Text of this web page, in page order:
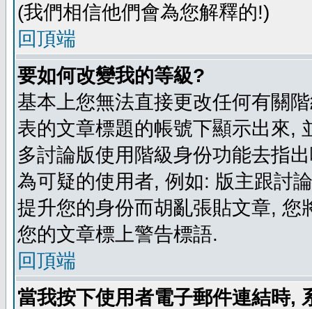
(我們相信他們會為您解釋的!)
回頂端
要如何改變我的等級?
基本上您無法直接更改任何有關
表的文章標題的帳號下顯示出來,
多討論版使用階級身份功能去指
為可疑的使用者, 例如: 版主跟討
提升您的身份而胡亂張貼文章,
您的文章標上警告標語.
回頂端
當我按下使用者電子郵件連結時,